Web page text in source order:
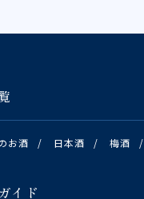
お酒 / 日本酒 / 梅酒 /
イド